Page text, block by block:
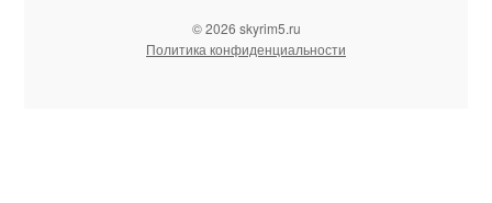
© 2026 skyrim5.ru
Политика конфиденциальности